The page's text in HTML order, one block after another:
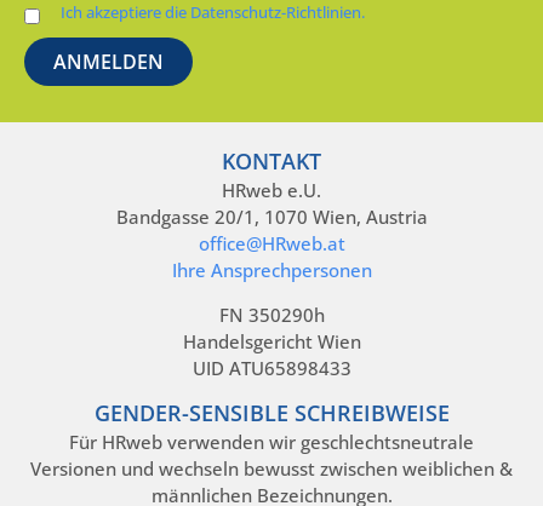
Ich akzeptiere die Datenschutz-Richtlinien.
KONTAKT
HRweb e.U.
Bandgasse 20/1, 1070 Wien, Austria
office@HRweb.at
Ihre Ansprechpersonen
FN 350290h
Handelsgericht Wien
UID ATU65898433
GENDER-SENSIBLE SCHREIBWEISE
Für HRweb verwenden wir geschlechtsneutrale
Versionen und wechseln bewusst zwischen weiblichen &
männlichen Bezeichnungen.